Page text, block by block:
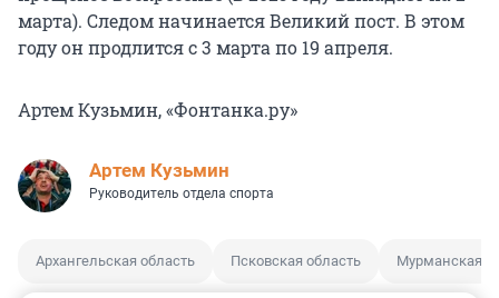
марта). Следом начинается Великий пост. В этом
году он продлится с 3 марта по 19 апреля.
Артем Кузьмин, «Фонтанка.ру»
Артем Кузьмин
Руководитель отдела спорта
Архангельская область Псковская область Мурманская